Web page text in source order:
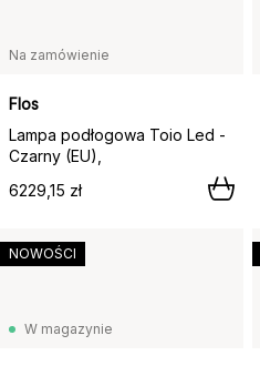
Na zamówienie
Flos
Lampa podłogowa Toio Led -
Czarny (EU),
6229,15 zł
W magazynie
NOWOŚCI